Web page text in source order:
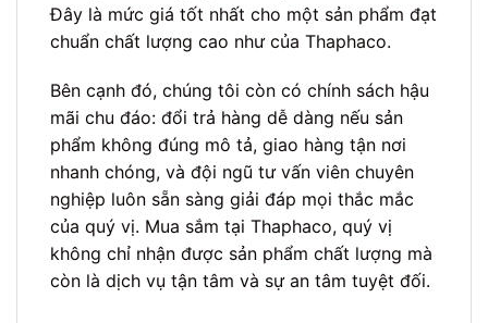
Đây là mức giá tốt nhất cho một sản phẩm đạt
chuẩn chất lượng cao như của Thaphaco.
Bên cạnh đó, chúng tôi còn có chính sách hậu
mãi chu đáo: đổi trả hàng dễ dàng nếu sản
phẩm không đúng mô tả, giao hàng tận nơi
nhanh chóng, và đội ngũ tư vấn viên chuyên
nghiệp luôn sẵn sàng giải đáp mọi thắc mắc
của quý vị. Mua sắm tại Thaphaco, quý vị
không chỉ nhận được sản phẩm chất lượng mà
còn là dịch vụ tận tâm và sự an tâm tuyệt đối.